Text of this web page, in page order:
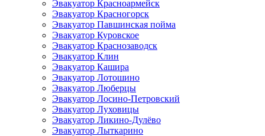
Эвакуатор Красноармейск
Эвакуатор Красногорск
Эвакуатор Павшинская пойма
Эвакуатор Куровское
Эвакуатор Краснозаводск
Эвакуатор Клин
Эвакуатор Кашира
Эвакуатор Лотошино
Эвакуатор Люберцы
Эвакуатор Лосино-Петровский
Эвакуатор Луховицы
Эвакуатор Ликино-Дулёво
Эвакуатор Лыткарино